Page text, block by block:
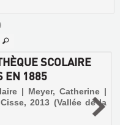
SCOLAIRE
EN 1885
| Meyer, Catherine |
2013 (Vallée de la